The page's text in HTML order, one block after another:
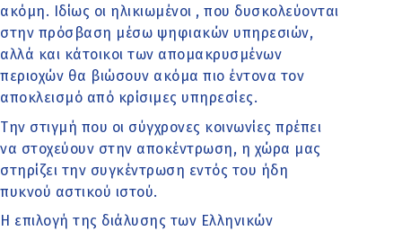
ακόμη. Ιδίως οι ηλικιωμένοι , που δυσκολεύονται
στην πρόσβαση μέσω ψηφιακών υπηρεσιών,
αλλά και κάτοικοι των απομακρυσμένων
περιοχών θα βιώσουν ακόμα πιο έντονα τον
αποκλεισμό από κρίσιμες υπηρεσίες.
Την στιγμή που οι σύγχρονες κοινωνίες πρέπει
να στοχεύουν στην αποκέντρωση, η χώρα μας
στηρίζει την συγκέντρωση εντός του ήδη
πυκνού αστικού ιστού.
Η επιλογή της διάλυσης των Ελληνικών